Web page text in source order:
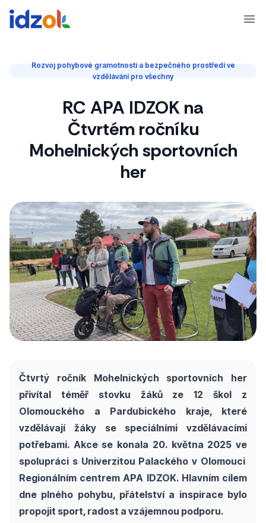
Rozvoj pohybové gramotnosti a bezpečného prostředí ve
vzdělávání pro všechny
RC APA IDZOK na
Čtvrtém ročníku
Mohelnických sportovních
her
Čtvrtý ročník Mohelnických sportovních her
přivítal téměř stovku žáků ze 12 škol z
Olomouckého a Pardubického kraje, které
vzdělávají žáky se speciálními vzdělávacími
potřebami. Akce se konala 20. května 2025 ve
spolupráci s Univerzitou Palackého v Olomouci
Regionálním centrem APA IDZOK. Hlavním cílem
dne plného pohybu, přátelství a inspirace bylo
propojit sport, radost a vzájemnou podporu.